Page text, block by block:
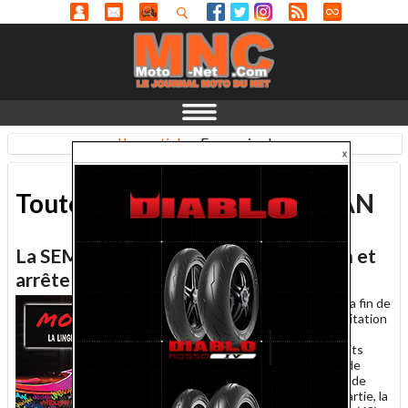
L'essentiel - En savoir plus...
Toute l'actualitéMOTO CLEAN
La SEMC lance les produits Moto Clean et
arrête GS27
20 décembre 2013 -
Dès la fin de
l'année, la Société d'exploitation
motos Ciliento (SEMC) ne
distribuera plus les produits
GS27 pour l'entretien et de
lavage des deux-roues et de
l'équipement. En contrepartie, la